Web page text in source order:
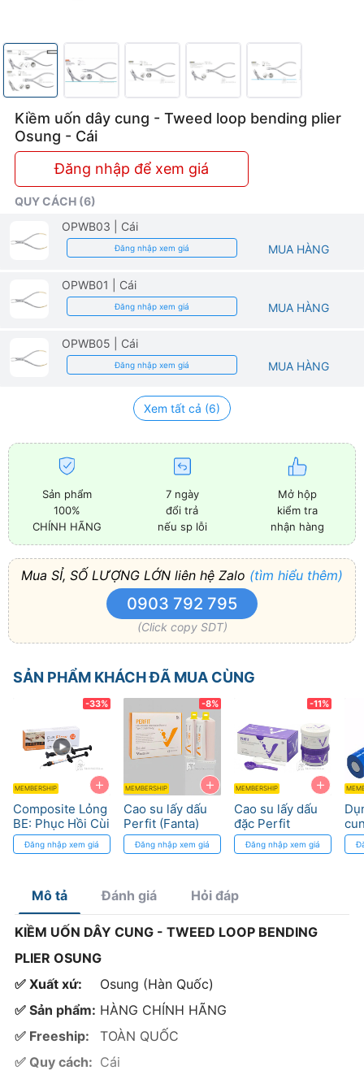
Kiềm uốn dây cung - Tweed loop bending plier
Osung - Cái
Đăng nhập để xem giá
QUY CÁCH (6)
OPWB03
| Cái
Đăng nhập xem giá MUA HÀNG
OPWB01 | Cái
Đăng nhập xem giá MUA HÀNG
OPWB05 | Cái
Đăng nhập xem giá MUA HÀNG
Xem tất cả (6)
Sản phẩm
100%
CHÍNH HÃNG
7 ngày
đổi trả
nếu sp lỗi
Mở hộp
kiểm tra
nhận hàng
Mua SỈ, SỐ LƯỢNG LỚN liên hệ Zalo (tìm hiểu thêm)
0903 792 795
(Click copy SDT)
SẢN PHẨM KHÁCH ĐÃ MUA CÙNG
+
-33%
MEMBERSHIP
Composite Lỏng
BE: Phục Hồi Cùi
Răng với Độ Bền
Cao
Đăng nhập xem giá
+
-8%
MEMBERSHIP
Cao su lấy dấu
Perfit (Fanta)
lỏng dùng súng
- Độ chính xác
Đăng nhập xem giá
+
-11%
MEMBERSHIP
Cao su lấy dấu
đặc Perfit
(Fanta) - Độ
chính xác cao
Đăng nhập xem giá
Mô tả Đánh giá Hỏi đáp
KIỀM UỐN DÂY CUNG - TWEED LOOP BENDING
PLIER OSUNG
✅ Xuất xứ:
Osung (Hàn Quốc)
✅ Sản phẩm: HÀNG CHÍNH HÃNG
✅ Freeship:
TOÀN QUỐC
✅ Quy cách: Cái